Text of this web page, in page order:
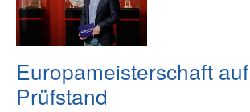
Europameisterschaft
Prüfstand